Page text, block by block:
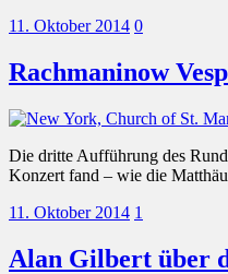
11. Oktober 2014 0
Rachmaninow
Die dritte Aufführung des
Konzert fand – wie die
11. Oktober 2014 1
Alan Gilbert über